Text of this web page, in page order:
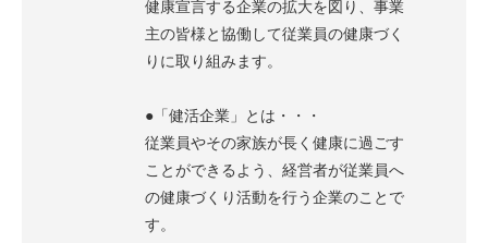
健康宣言する企業の拡大を図り、事業
主の皆様と協働して従業員の健康づく
りに取り組みます。
●「健活企業」とは・・・
従業員やその家族が長く健康に過ごす
ことができるよう、経営者が従業員へ
の健康づくり活動を行う企業のことで
す。